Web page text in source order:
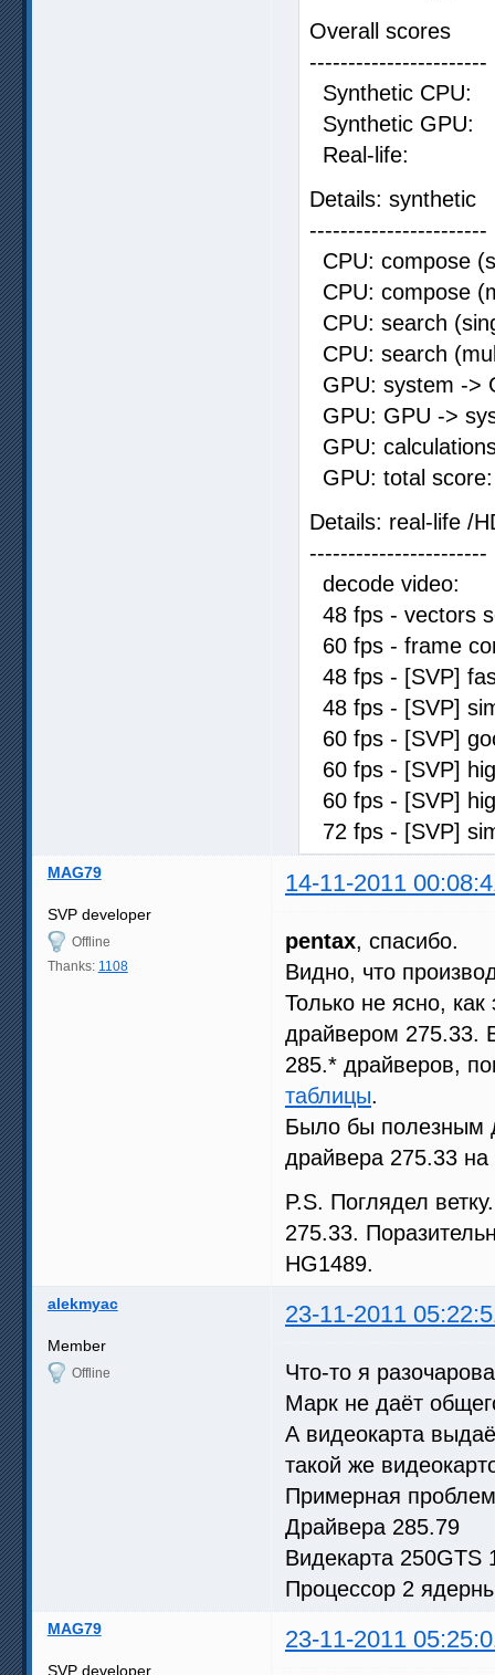
Overall scores
-----------------------
Synthetic
Synthetic
Real-life:
Details: synthetic
-----------------------
CPU: compose
CPU: compose
CPU: search
CPU: search
GPU: system -
GPU: GPU ->
GPU:
GPU: total
Details: real-life /
-----------------------
decode
48 fps -
60 fps - frame
48 fps - [SVP]
48 fps - [SVP]
60 fps -
60 fps -
60 fps - [SVP]
72 fps - [SVP]
MAG79 14-11-2011
SVP developer
Offline
Thanks: 1108
pentax, спасибо.
Видно, что
Только не ясно,
драйвером 275.33.
285.* драйверов,
таблицы.
Было бы полезным
драйвера 275.33 на
P.S. Поглядел
275.33.
HG1489.
alekmyac 23-11-2011
Member
Offline
Что-то я
Марк не даёт
А видеокарта
такой же
Примерная
Драйвера 285.79
Видекарта 250GTS
Процессор 2
MAG79 23-11-2011
SVP developer